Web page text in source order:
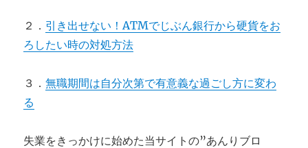
２． 引き出せない！ATMでじぶん銀行から硬貨をお
ろしたい時の対処方法
３．無職期間は自分次第で有意義な過ごし方に変わ
る
失業をきっかけに始めた当サイトの”あんりブロ